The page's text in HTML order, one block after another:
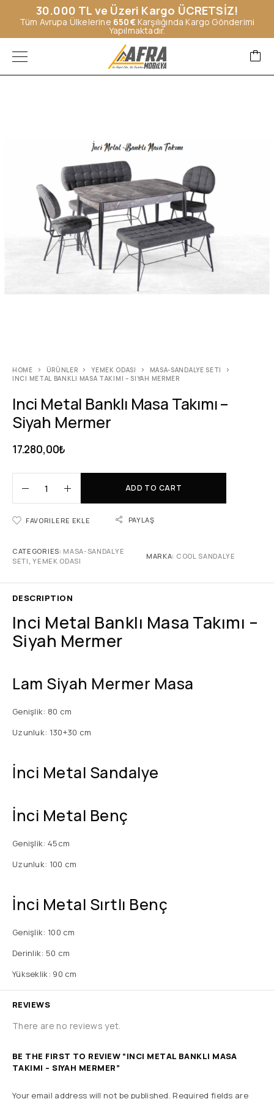
30.000 TL ve Üzeri Kargo ÜCRETSİZ!
Tüm Avrupa Ülkelerine 650€Karşılığında Kargo Gönderimi
Yapılmaktadır.
HOME ÜRÜNLER YEMEK ODASI
MASA-SANDALYE SETI
INCI METAL BANKLI MASA TAKIMI – SIYAH MERMER
Inci Metal Banklı Masa Takımı –
Siyah Mermer
17.280,00₺
ADD TO CART
FAVORILERE EKLE PAYLAŞ
CATEGORIES: MASA-SANDALYE
SETI ,YEMEK ODASI
MARKA: COOL SANDALYE
DESCRIPTION
Inci Metal Banklı Masa Takımı –
Siyah Mermer
Lam Siyah Mermer Masa
Genişlik: 80 cm
Uzunluk: 130+30 cm
İnci Metal Sandalye
İnci Metal Benç
Genişlik: 45cm
Uzunluk: 100 cm
İnci Metal Sırtlı Benç
Genişlik: 100 cm
Derinlik: 50 cm
Yükseklik: 90 cm
REVIEWS
There are no reviews yet.
BE THE FIRST TO REVIEW “INCI METAL BANKLI MASA
TAKIMI – SIYAH MERMER”
Your email address will not be published. Required fields are